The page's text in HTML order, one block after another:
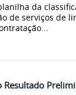
da
de serviços de
Resultado